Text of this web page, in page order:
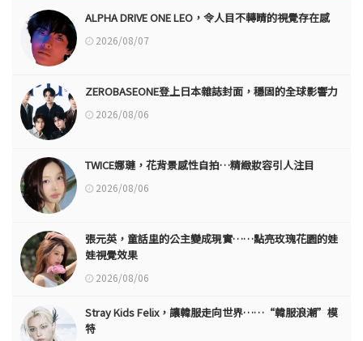
ALPHA DRIVE ONE LEO，令人目不轉睛的視覺存在感
2026/08/07
ZEROBASEONE登上日本雜誌封面，穩固的全球影響力
2026/08/06
TWICE娜璉，花背景感性自拍…精緻妝容引人注目
2026/08/06
張元英，童話里的公主變成現實……點亮玫瑰花園的娃
娃視覺效果
2026/08/06
Stray Kids Felix，讓韓服走向世界……“韓服浪潮”模
特